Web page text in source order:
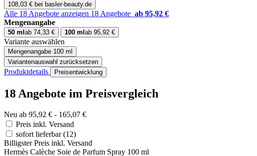
108,03 € bei basler-beauty.de
Alle 18 Angebote anzeigen 18 Angebote ab 95,92 €
Mengenangabe
50 ml ab 74,33 € 100 ml ab 95,92 €
Variante auswählen
Mengenangabe 100 ml
Variantenauswahl zurücksetzen
Produktdetails Preisentwicklung
18 Angebote im Preisvergleich
Neu ab 95,92 € - 165,07 €
Preis inkl. Versand
sofort lieferbar(12)
Billigster Preis inkl. Versand
Hermès Calèche Soie de Parfum Spray 100 ml